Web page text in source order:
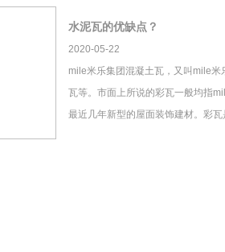
水泥瓦的优缺点？
2020-05-22
mile米乐集团混凝土瓦，又叫mile米
瓦等。市面上所说的彩瓦一般均指
最近几年新型的屋面装饰建材。彩